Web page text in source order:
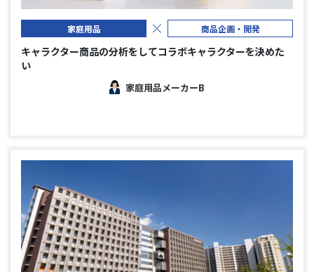
家庭用品 商品企画・開発
キャラクター商品の分析をしてコラボキャラクターを決めた
い
家庭用品メーカーB